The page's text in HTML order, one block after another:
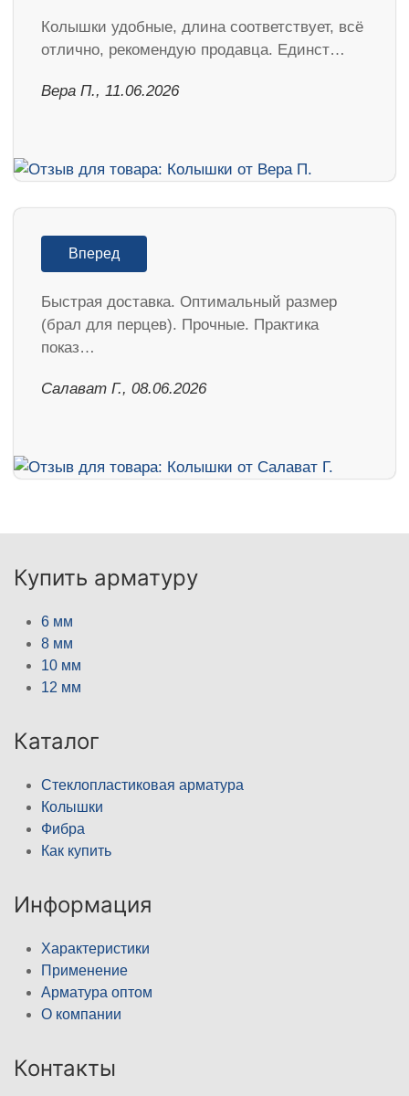
Колышки удобные, длина соответствует, всё
отлично, рекомендую продавца. Единст…
Вера П., 11.06.2026
Вперед
Быстрая доставка. Оптимальный размер
(брал для перцев). Прочные. Практика
показ…
Салават Г., 08.06.2026
Купить арматуру
6 мм
8 мм
10 мм
12 мм
Каталог
Стеклопластиковая арматура
Колышки
Фибра
Как купить
Информация
Характеристики
Применение
Арматура оптом
О компании
Контакты